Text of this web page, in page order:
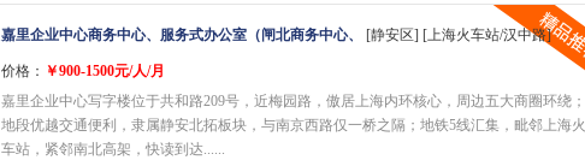
嘉里企业中心商务中心、服务式办公室（闸北商务中心、 [静安区] [上海火车站/汉中路]
价格： ￥900-1500元/人/月
嘉里企业中心写字楼位于共和路209号，近梅园路，傲居上海内环核心，周边五大商圈环绕；
地段优越交通便利，隶属静安北拓板块，与南京西路仅一桥之隔；地铁5线汇集，毗邻上海火
车站，紧邻南北高架，快读到达......